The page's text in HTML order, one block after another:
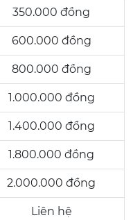
350.000 đồng
600.000 đồng
800.000 đồng
1.000.000 đồng
1.400.000 đồng
1.800.000 đồng
2.000.000 đồng
Liên hệ